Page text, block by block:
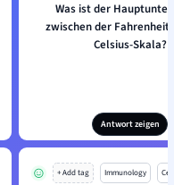
Was ist der
zwischen der
Celsius-Skala?
Antwort zeigen
+ Add tag Immunology